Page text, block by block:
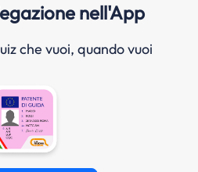
nell'App
che vuoi, quando vuoi